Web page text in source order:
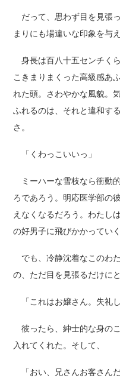
だって、思わず目を見張
まりにも場違いな印象を与
身長は百八十五センチく
こきまりまくった高級感あ
れた頭。さわやかな風貌。
ふれるのは、それと違和す
さ。
「くわっこいいっ」
ミーハーな雪枝なら衝動
ろであろう。明応医学部の
えなくなるだろう。わたし
の好男子に飛びかかってい
でも、冷静沈着なこのわ
の、ただ目を見張るだけに
「これはお嬢さん。失礼
彼ったら、紳士的な身の
入れてくれた。そして、
「おい、兄さんお客さんだ